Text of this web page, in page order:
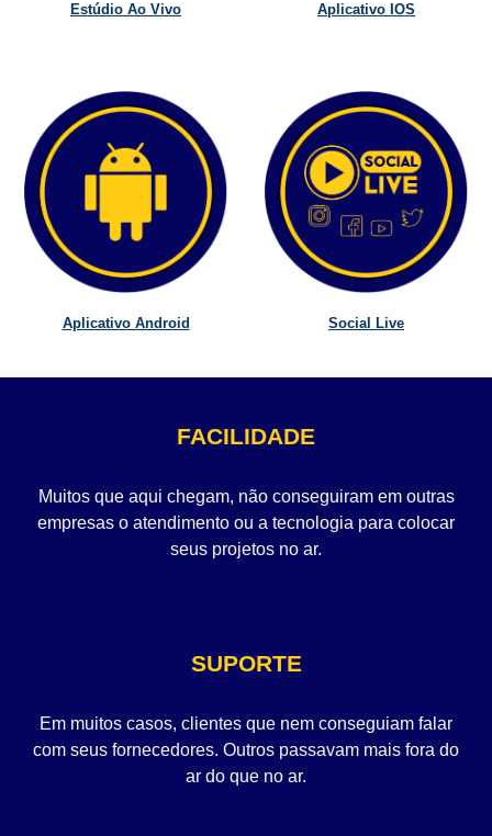
Estúdio Ao Vivo Aplicativo IOS
Aplicativo Android Social Live
FACILIDADE
Muitos que aqui chegam, não conseguiram em outras
empresas o atendimento ou a tecnologia para colocar
seus projetos no ar.
SUPORTE
Em muitos casos, clientes que nem conseguiam falar
com seus fornecedores. Outros passavam mais fora do
ar do que no ar.